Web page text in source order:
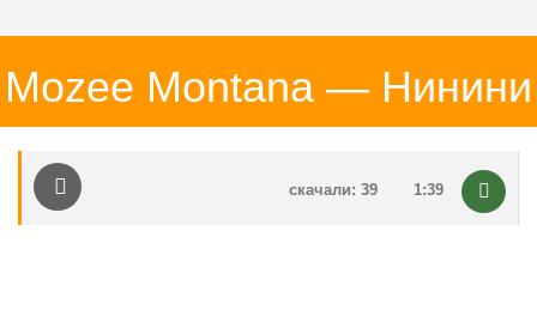
Mozee Montana — Нинини
1:39
скачали: 39